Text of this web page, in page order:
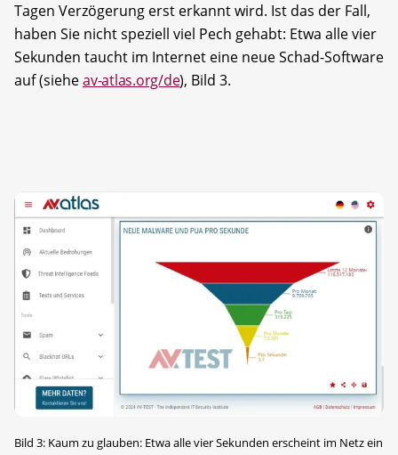
Tagen Verzögerung erst erkannt wird. Ist das der Fall,
haben Sie nicht speziell viel Pech gehabt: Etwa alle vier
Sekunden taucht im Internet eine neue Schad-Software
auf (sieheav-atlas.org/de), Bild 3.
Bild 3: Kaum zu glauben: Etwa alle vier Sekunden erscheint im Netz ein